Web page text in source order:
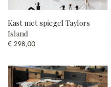
Kast met spiegel Taylors
Island
€ 298,00